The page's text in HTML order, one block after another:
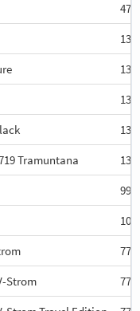
471
Tramuntana
999
776
Strom
776